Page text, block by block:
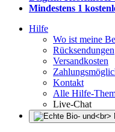
Mindestens 1
Hilfe
Wo ist meine
Rücksendungen
Versandkosten
Kontakt
Alle Hilfe-
Live-Chat